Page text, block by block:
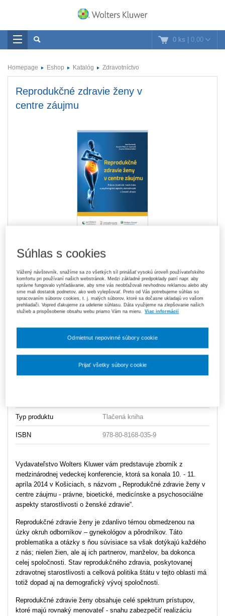
0 ks | 0,00
Homepage Eshop Katalóg Zdravotníctvo
Reprodukčné zdravie ženy v
centre záujmu
Tlačená kniha
Ceny sú vrátane DPH
Vydavateľ Wolters Kluwer
4/2014
Typ produktu Tlačená kniha
ISBN 978-80-8168-035-9
Vydavateľstvo Wolters Kluwer vám predstavuje zborník z
medzinárodnej vedeckej konferencie, ktorá sa konala 10. - 11.
apríla 2014 v Košiciach, s názvom „ Reprodukčné zdravie ženy v
centre záujmu - právne, bioetické, medicínske a psychosociálne
aspekty starostlivosti o ženské zdravie“.
Reprodukčné zdravie ženy je zdanlivo témou obmedzenou na
úzky okruh odborníkov – gynekológov a pôrodníkov. Táto
problematika a otázky s ňou súvisiace sa však dotýkajú každého
z nás; nielen žien, ale aj ich partnerov, manželov, ba dokonca
celej spoločnosti. Stav reprodukčného zdravia, poskytovanej
zdravotnej starostlivosti a celková politika štátu v tejto oblasti má
totiž dopad aj na demografický vývoj spoločnosti.
Reprodukčné zdravie ženy obsahuje celé spektrum prístupov,
ktoré majú rovnaký menovateľ - snahu zabezpečiť realizáciu
Súhlas s cookies
Vážený návštevník, snažíme sa zo všetkých síl prinášať vysokú úroveň používateľského
komfortu pri používaní našich webstránok. Medzi základné predpoklady patrí napr. aby
správne fungovalo vyhľadávanie, aby sme vás neobťažovali nevhodnou reklamou alebo aby
sme mali dostatok podnetov, ako web vylepšovať. Preto od Vás potrebujeme súhlas so
spracovaním súborov cookies, t. j. malých súborov, ktoré sa dočasne ukladajú vo vašom
prehliadači. Vopred ďakujeme za udelenie súhlasu. Dáta využijeme na zlepšovanie našich
služieb a prispôsobenie obsahu webu priamo Vám na mieru.
Viac informácií
Odmietnut nepovinné súbory cookie
Prijať všetky súbory cookie